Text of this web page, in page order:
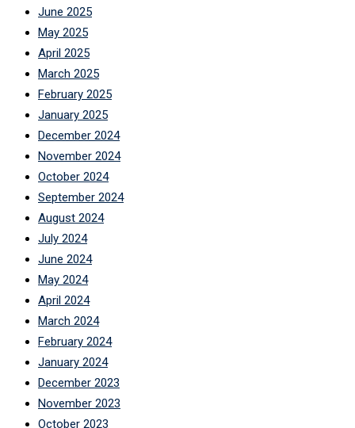
June 2025
May 2025
April 2025
March 2025
February 2025
January 2025
December 2024
November 2024
October 2024
September 2024
August 2024
July 2024
June 2024
May 2024
April 2024
March 2024
February 2024
January 2024
December 2023
November 2023
October 2023